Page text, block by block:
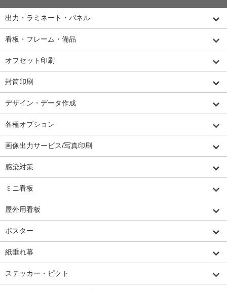
出力・ラミネート・パネル
看板・フレーム・備品
オフセット印刷
封筒印刷
デザイン・データ作成
各種オプション
画像出力サービス/写真印刷
感染対策
ミニ看板
屋外用看板
ポスター
紙垂れ幕
ステッカー・ピクト